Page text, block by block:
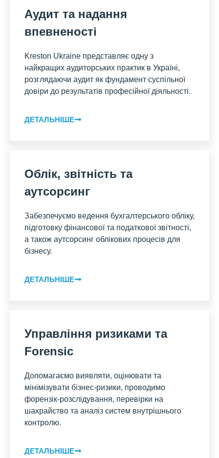
Аудит та надання
впевненості
Kreston Ukraine представляє одну з
найкращих аудиторських практик в Україні,
розглядаючи аудит як фундамент суспільної
довіри до результатів професійної діяльності.
ДЕТАЛЬНІШЕ
Облік, звітність та
аутсорсинг
Забезпечуємо ведення бухгалтерського обліку,
підготовку фінансової та податкової звітності,
а також аутсорсинг облікових процесів для
бізнесу.
ДЕТАЛЬНІШЕ
Управління ризиками та
Forensic
Допомагаємо виявляти, оцінювати та
мінімізувати бізнес-ризики, проводимо
форензік-розслідування, перевірки на
шахрайство та аналіз систем внутрішнього
контролю.
ДЕТАЛЬНІШЕ